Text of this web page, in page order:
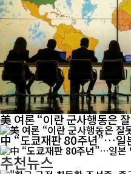
美 여론 “이란 군사행동은
中 “도쿄재판 80주년”…일
추천뉴스